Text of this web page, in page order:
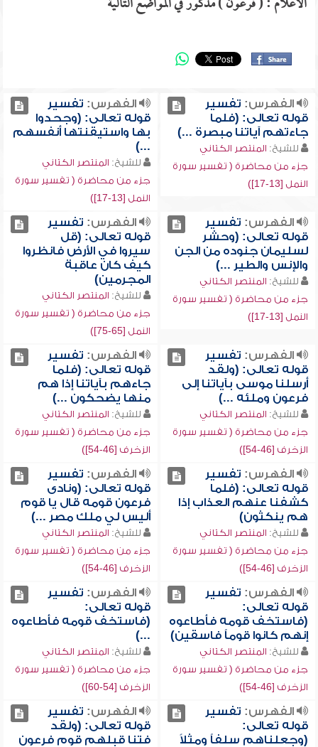
الفهرس: تفسير
قوله تعالى: (فلما
جاءتهم آياتنا مبصرة ...)
للشيخ: المنتصر الكتاني
جزء من محاضرة ( تفسير سورة
النمل [13-17])
الفهرس: تفسير
قوله تعالى: (وجحدوا
بها واستيقنتها أنفسهم
...)
للشيخ: المنتصر الكتاني
جزء من محاضرة ( تفسير سورة
النمل [13-17])
الفهرس: تفسير
قوله تعالى: (وحشر
لسليمان جنوده من الجن
والإنس والطير ...)
للشيخ: المنتصر الكتاني
جزء من محاضرة ( تفسير سورة
النمل [13-17])
الفهرس: تفسير
قوله تعالى: (قل
سيروا في الأرض فانظروا
كيف كان عاقبة
المجرمين)
للشيخ: المنتصر الكتاني
جزء من محاضرة ( تفسير سورة
النمل [65-75])
الفهرس: تفسير
قوله تعالى: (ولقد
أرسلنا موسى بآياتنا إلى
فرعون وملئه ...)
للشيخ: المنتصر الكتاني
جزء من محاضرة ( تفسير سورة
الزخرف [46-54])
الفهرس: تفسير
قوله تعالى: (فلما
جاءهم بآياتنا إذا هم
منها يضحكون ...)
للشيخ: المنتصر الكتاني
جزء من محاضرة ( تفسير سورة
الزخرف [46-54])
الفهرس: تفسير
قوله تعالى: (فلما
كشفنا عنهم العذاب إذا
هم ينكثون)
للشيخ: المنتصر الكتاني
جزء من محاضرة ( تفسير سورة
الزخرف [46-54])
الفهرس: تفسير
قوله تعالى: (ونادى
فرعون قومه قال يا قوم
أليس لي ملك مصر ...)
للشيخ: المنتصر الكتاني
جزء من محاضرة ( تفسير سورة
الزخرف [46-54])
الفهرس: تفسير
قوله تعالى:
(فاستخف قومه فأطاعوه
إنهم كانوا قوماً فاسقين)
للشيخ: المنتصر الكتاني
جزء من محاضرة ( تفسير سورة
الزخرف [46-54])
الفهرس: تفسير
قوله تعالى:
(فاستخف قومه فأطاعوه
...)
للشيخ: المنتصر الكتاني
جزء من محاضرة ( تفسير سورة
الزخرف [54-60])
الفهرس: تفسير
قوله تعالى:
(وجعلناهم سلفاً ومثلاً
الفهرس: تفسير
قوله تعالى: (ولقد
فتنا قبلهم قوم فرعون